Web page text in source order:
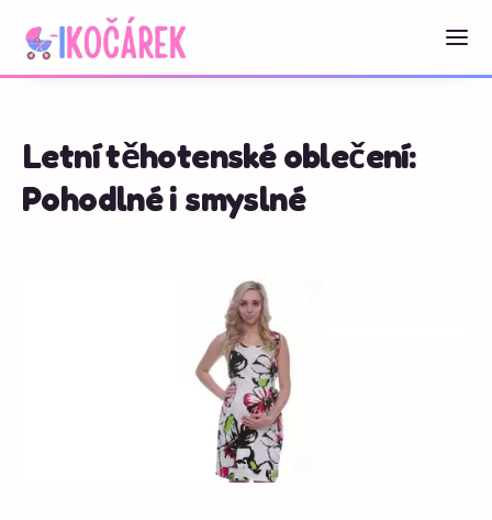
Letní těhotenské oblečení:
Pohodlné i smyslné